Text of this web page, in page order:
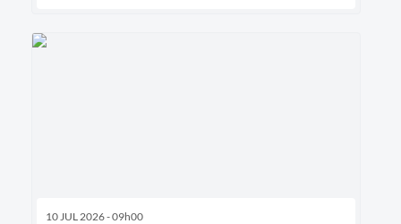
10 JUL 2026 - 09h00